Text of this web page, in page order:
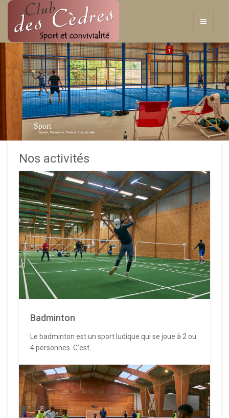
Sport
Squash, Badminton, Padel et Foot en salle
Nos activités
Badminton
Le badminton est un sport ludique qui se joue à 2 ou
4 personnes. C'est...